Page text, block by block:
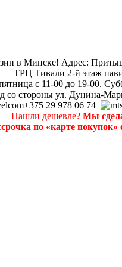
в Минске! Адрес:
ТРЦ Тивали 2-й этаж
с 11-00 до 19-00.
со стороны ул. Дунина-
+375 29 978 06 74
Нашли дешевле? Мы
по «карте